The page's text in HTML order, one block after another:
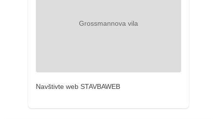
Navštivte web STAVBAWEB